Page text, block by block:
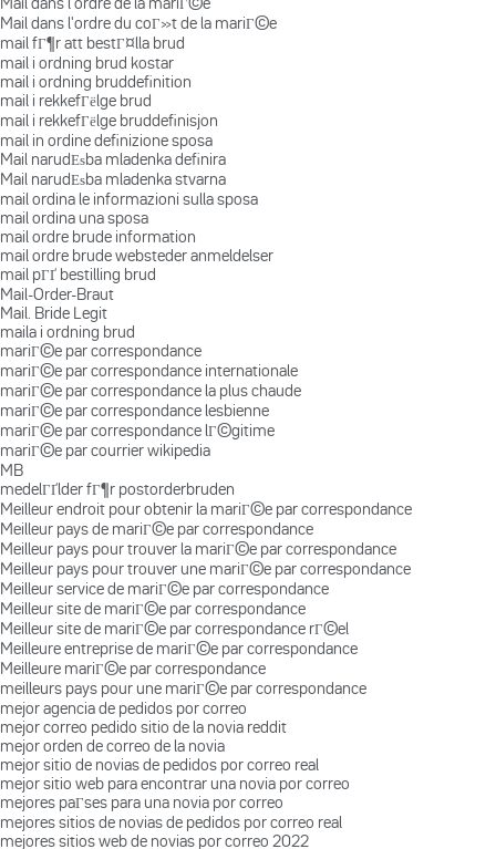
Mail dans l'ordre du coГ»t de la mariГ©e
mail fГ¶r att bestГ¤lla brud
mail i ordning brud kostar
mail i ordning bruddefinition
mail i rekkefГёlge brud
mail i rekkefГёlge bruddefinisjon
mail in ordine definizione sposa
Mail narudЕѕba mladenka definira
Mail narudЕѕba mladenka stvarna
mail ordina le informazioni sulla sposa
mail ordina una sposa
mail ordre brude information
mail ordre brude websteder anmeldelser
mail pГҐ bestilling brud
Mail-Order-Braut
Mail. Bride Legit
maila i ordning brud
mariГ©e par correspondance
mariГ©e par correspondance internationale
mariГ©e par correspondance la plus chaude
mariГ©e par correspondance lesbienne
mariГ©e par correspondance lГ©gitime
mariГ©e par courrier wikipedia
MB
medelГҐlder fГ¶r postorderbruden
Meilleur endroit pour obtenir la mariГ©e par correspondance
Meilleur pays de mariГ©e par correspondance
Meilleur pays pour trouver la mariГ©e par correspondance
Meilleur pays pour trouver une mariГ©e par correspondance
Meilleur service de mariГ©e par correspondance
Meilleur site de mariГ©e par correspondance
Meilleur site de mariГ©e par correspondance rГ©el
Meilleure entreprise de mariГ©e par correspondance
Meilleure mariГ©e par correspondance
meilleurs pays pour une mariГ©e par correspondance
mejor agencia de pedidos por correo
mejor correo pedido sitio de la novia reddit
mejor orden de correo de la novia
mejor sitio de novias de pedidos por correo real
mejor sitio web para encontrar una novia por correo
mejores paГ­ses para una novia por correo
mejores sitios de novias de pedidos por correo real
mejores sitios web de novias por correo 2022